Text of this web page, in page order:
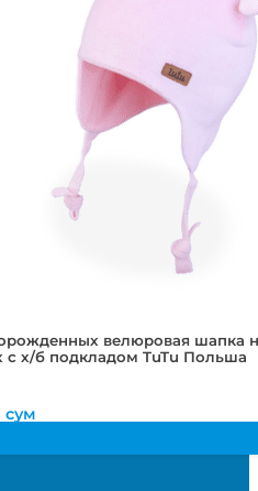
велюровая шапка
с х/б подкладом TuTu Польша
сум